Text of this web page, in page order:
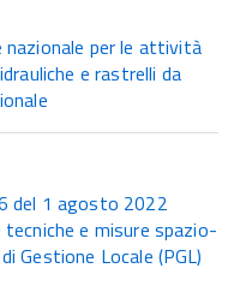
nazionale per le attività
e rastrelli da
del 1 agosto 2022
e misure spazio-
Gestione Locale (PGL)